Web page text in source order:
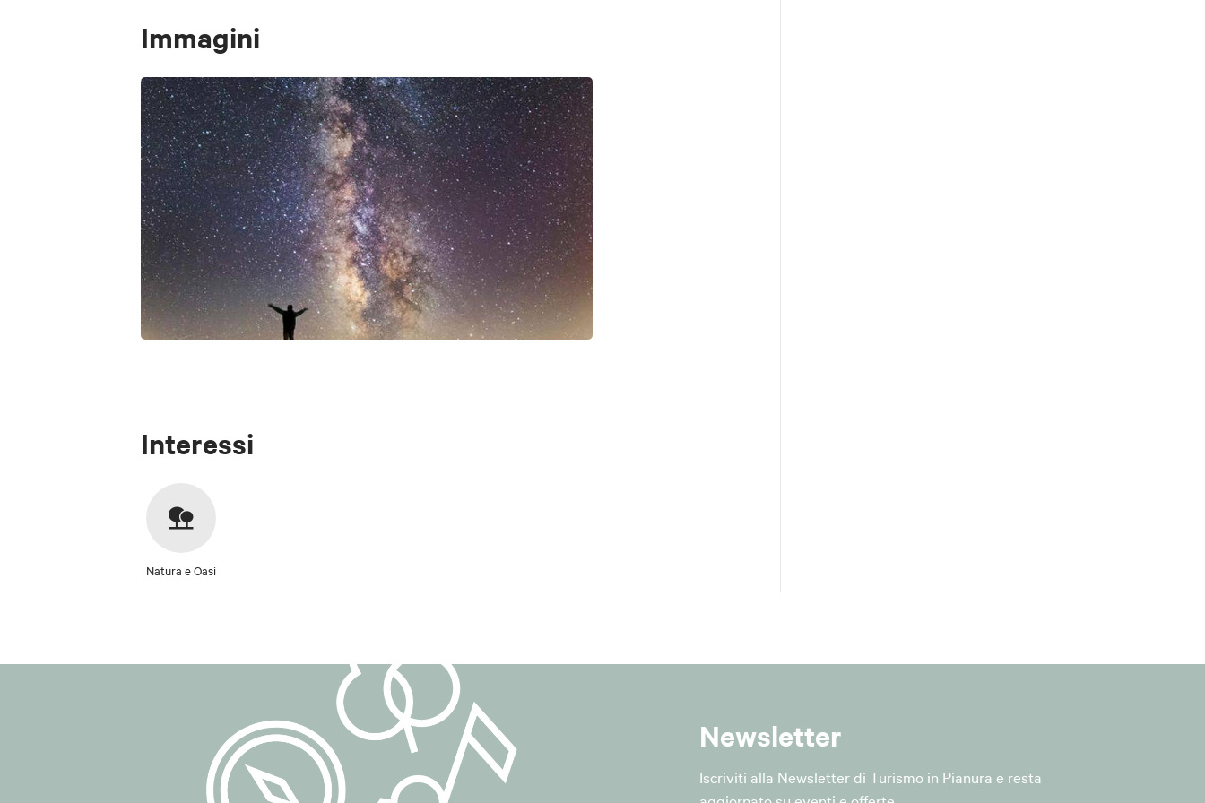
Immagini
Interessi
Natura e Oasi
Newsletter
Iscriviti alla Newsletter di Turismo in Pianura e resta
alle comunicazioni istituzionali del Comune di San Giovanni in Persiceto;
gestire eventuali richieste di cancellazione dal servizio.
## 4. Base giuridica del trattamento
La base giuridica del trattamento è il "consenso dell'interessato", ai sensi dell'art. 6, par. 1,
lett. a) del GDPR.
Il consenso può essere revocato in qualsiasi momento senza pregiudicare la liceità del
trattamento effettuato prima della revoca.
## 5. Dati trattati
Per l'iscrizione vengono raccolti i dati strettamente necessari all'erogazione del servizio,
quali:
Per la gestione tecnica del servizio di newsletter il Comune si avvale della piattaforma
Voxmail
, il cui fornitore opera quale Responsabile del trattamento ai sensi dell'art. 28 del
GDPR, sulla base di apposito contratto o altro atto giuridico.
## 8. Comunicazione e diffusione dei dati
I dati personali non saranno diffusi.